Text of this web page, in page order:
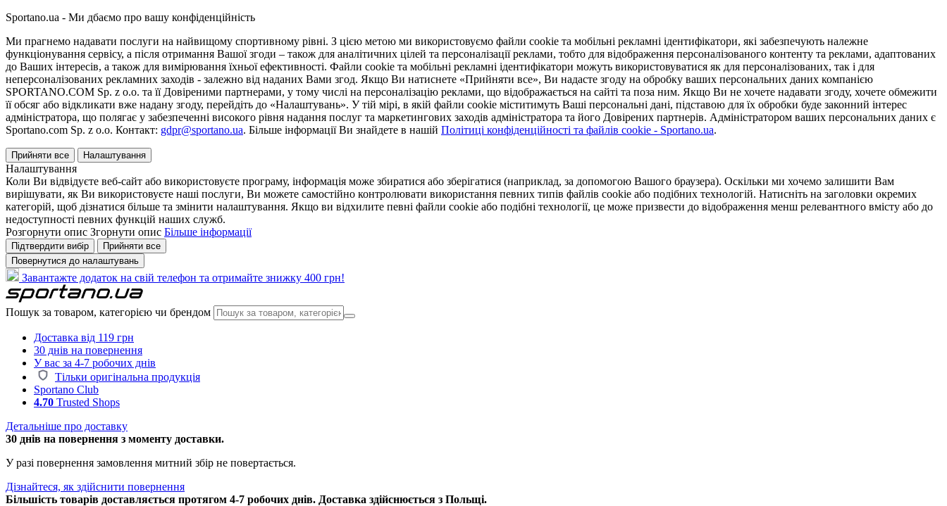
Sportano.ua - Ми дбаємо про вашу конфіденційність
Ми прагнемо надавати послуги на найвищому спортивному рівні. З цією метою ми використовуємо файли cookie та мобільні рекламні ідентифікатори, які забезпечують належне
функціонування сервісу, а після отримання Вашої згоди – також для аналітичних цілей та персоналізації реклами, тобто для відображення персоналізованого контенту та реклами, адаптованих
до Ваших інтересів, а також для вимірювання їхньої ефективності. Файли cookie та мобільні рекламні ідентифікатори можуть використовуватися як для персоналізованих, так і для
неперсоналізованих рекламних заходів - залежно від наданих Вами згод. Якщо Ви натиснете «Прийняти все», Ви надасте згоду на обробку ваших персональних даних компанією
SPORTANO.COM Sp. z o.o. та її Довіреними партнерами, у тому числі на персоналізацію реклами, що відображається на сайті та поза ним. Якщо Ви не хочете надавати згоду, хочете обмежити
її обсяг або відкликати вже надану згоду, перейдіть до «Налаштувань». У тій мірі, в якій файли cookie міститимуть Ваші персональні дані, підставою для їх обробки буде законний інтерес
адміністратора, що полягає у забезпеченні високого рівня надання послуг та маркетингових заходів адміністратора та його Довірених партнерів. Адміністратором ваших персональних даних є
Sportano.com Sp. z o.o. Контакт: gdpr@sportano.ua. Більше інформації Ви знайдете в нашій Політиці конфіденційності та файлів cookie - Sportano.ua.
Прийняти все Налаштування
Налаштування
Коли Ви відвідуєте веб-сайт або використовуєте програму, інформація може збиратися або зберігатися (наприклад, за допомогою Вашого браузера). Оскільки ми хочемо залишити Вам
вирішувати, як Ви використовуєте наші послуги, Ви можете самостійно контролювати використання певних типів файлів cookie або подібних технологій. Натисніть на заголовки окремих
категорій, щоб дізнатися більше та змінити налаштування. Якщо ви відхилите певні файли cookie або подібні технології, це може призвести до відображення менш релевантного вмісту або до
недоступності певних функцій наших служб.
Розгорнути опис Згорнути опис Більше інформації
Підтвердити вибір
Прийняти все
Повернутися до налаштувань
Завантажте додаток на свій телефон та отримайте знижку 400 грн!
Пошук за товаром, категорією чи брендом
Доставка від 119 грн
30 днів на повернення
У вас за 4-7 робочих днів
Тільки оригінальна продукція
Sportano Club
4.70 Trusted Shops
Детальніше про доставку
30 днів на повернення з моменту доставки.
У разі повернення замовлення митний збір не повертається.
Дізнайтеся, як здійснити повернення
Більшість товарів доставляється протягом 4-7 робочих днів. Доставка здійснюється з Польщі.